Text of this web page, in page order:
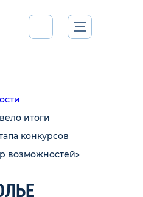
итоги
конкурсов
возможностей»